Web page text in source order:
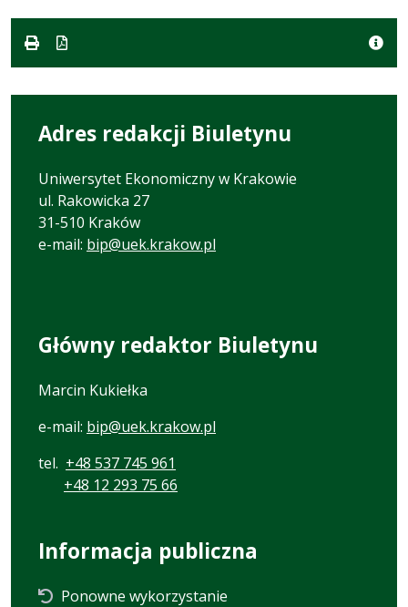
formacie:
534
w
Adres redakcji Biuletynu
Uniwersytet Ekonomiczny w Krakowie
ul. Rakowicka 27
31-510 Kraków
e-mail: bip@uek.krakow.pl
Główny redaktor Biuletynu
Marcin Kukiełka
e-mail: bip@uek.krakow.pl
tel. +48 537 745 961
+48 12 293 75 66
Informacja publiczna
Ponowne wykorzystanie